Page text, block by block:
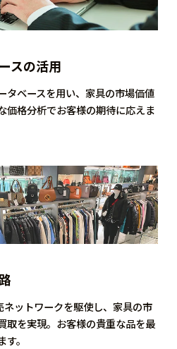
スの活用
タベースを用い、家具の市場価値
価格分析でお客様の期待に応えま
ットワークを駆使し、家具の市
取を実現。お客様の貴重な品を最
。